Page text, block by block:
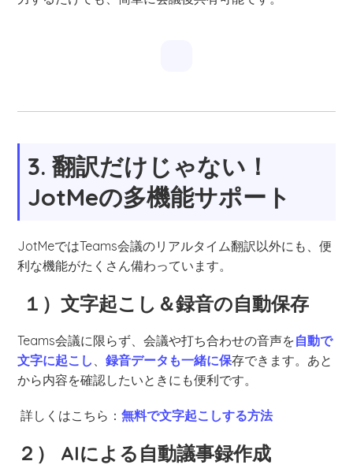
3. 翻訳だけじゃない！
JotMeの多機能サポート
JotMeではTeams会議のリアルタイム翻訳以外にも、便
利な機能がたくさん備わっています。
１）文字起こし＆録音の自動保存
Teams会議に限らず、会議や打ち合わせの音声を自動で
文字に起こし 、録音データも一緒に保存できます。あと
から内容を確認したいときにも便利です。
詳しくはこちら：無料で文字起こしする方法
２） AIによる自動議事録作成